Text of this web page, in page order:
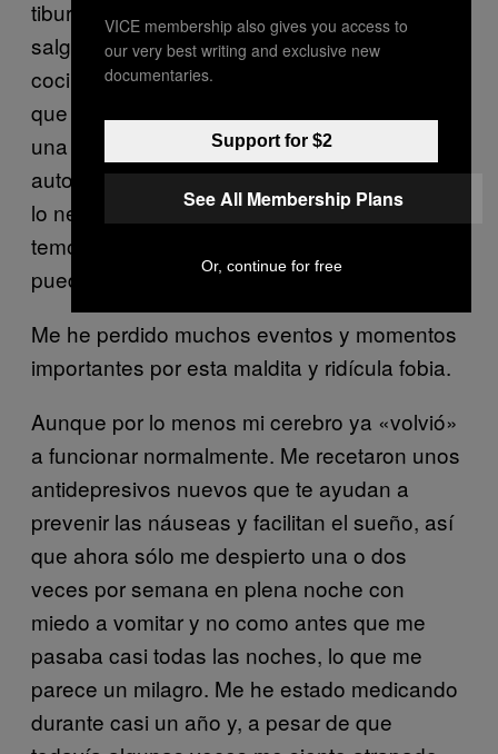
tiburones. Dejé de tomar alcohol y ya no
salgo de noche. No pruebo ningún alimento
cocinado a menos que sepa que no tendré
que salir de casa en todo el día por si sufro
una intoxicación alimentaria. Me bajo de los
autobuses antes de tiempo, y camino más de
lo necesario para evitar las multitudes por
temor a vomitar sobre ellos o que alguien
pueda vomitar delante de mí.
Me he perdido muchos eventos y momentos
importantes por esta maldita y ridícula fobia.
Aunque por lo menos mi cerebro ya «volvió»
a funcionar normalmente. Me recetaron unos
antidepresivos nuevos que te ayudan a
prevenir las náuseas y facilitan el sueño, así
que ahora sólo me despierto una o dos
veces por semana en plena noche con
miedo a vomitar y no como antes que me
pasaba casi todas las noches, lo que me
parece un milagro. Me he estado medicando
durante casi un año y, a pesar de que
VICE membership also gives you access to
our very best writing and exclusive new
documentaries.
Support for $2
See All Membership Plans
Or, continue for free